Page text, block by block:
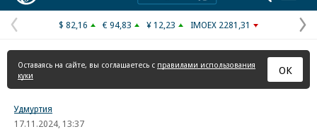
Предыдущая
страница
$ 82,16 € 94,83 ¥ 12,23 IMOEX 2281,31
Оставаясь на сайте, вы соглашаетесь с правилами использования
куки
ОК
Удмуртия
17.11.2024, 13:37